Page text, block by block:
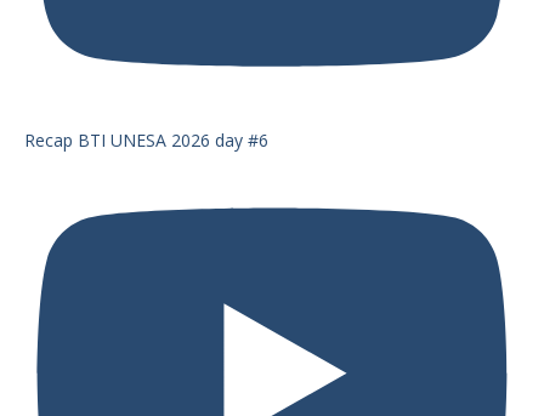
Recap BTI UNESA 2026 day #6